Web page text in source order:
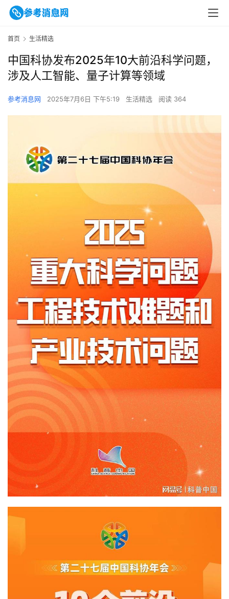
首页 生活精选
中国科协发布2025年10大前沿科学问题，
涉及人工智能、量子计算等领域
参考消息网 2025年7月6日 下午5:19 生活精选 阅读 364